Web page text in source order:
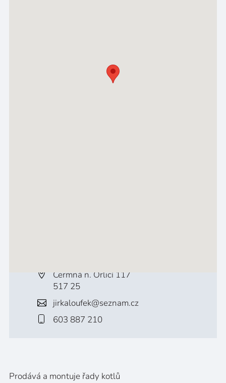
Čermná n. Orlicí 117
517 25
jirkaloufek@seznam.cz
603 887 210
Prodává a montuje řady kotlů